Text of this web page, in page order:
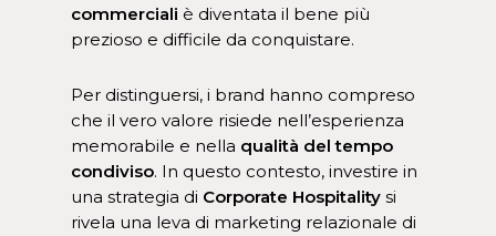
commerciali è diventata il bene più
prezioso e difficile da conquistare.
Per distinguersi, i brand hanno compreso
che il vero valore risiede nell’esperienza
memorabile e nella qualità del tempo
condiviso. In questo contesto, investire in
una strategia di Corporate Hospitality si
rivela una leva di marketing relazionale di